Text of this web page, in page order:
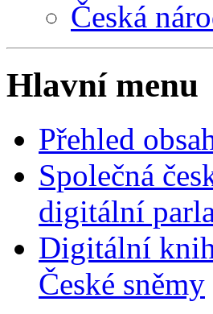
Česká
Hlavní menu
Přehled
Společná
digitální
Digitální
České sněmy